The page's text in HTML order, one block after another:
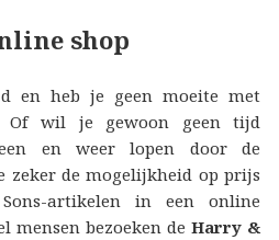
shop
en heb je geen moeite met
Of wil je gewoon geen tijd
en weer lopen door de
zeker de mogelijkheid op prijs
artikelen in een online
mensen bezoeken deHarry &